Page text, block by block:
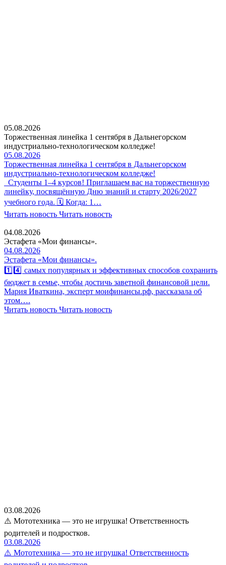
05.08.2026
Торжественная линейка 1 сентября в Дальнегорском
индустриально-технологическом колледже!
05.08.2026
Торжественная линейка 1 сентября в Дальнегорском
индустриально-технологическом колледже!
Студенты 1–4 курсов! Приглашаем вас на торжественную
линейку, посвящённую Дню знаний и старту 2026/2027
учебного года. 🗓 Когда: 1…
Читать новость Читать новость
04.08.2026
Эстафета «Мои финансы».
04.08.2026
Эстафета «Мои финансы».
1️⃣4️⃣ самых популярных и эффективных способов сохранить
бюджет в семье, чтобы достичь заветной финансовой цели.
Мария Иваткина, эксперт моифинансы.рф, рассказала об
этом….
Читать новость Читать новость
03.08.2026
⚠️ Мототехника — это не игрушка! Ответственность
родителей и подростков.
03.08.2026
⚠️ Мототехника — это не игрушка! Ответственность